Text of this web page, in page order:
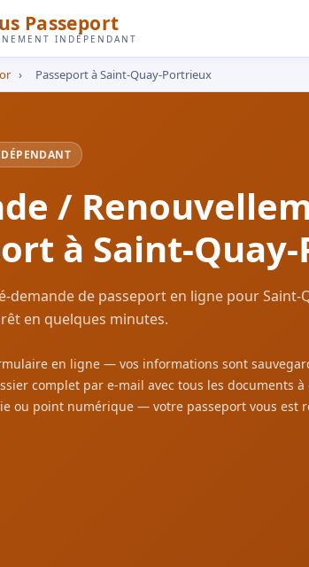
Passeport
INDÉPENDANT
› Passeport à Saint-Quay-Portrieux
/
à Saint-
demande de passeport en ligne pour Saint-
en quelques minutes.
en ligne — vos informations sont
complet par e-mail avec tous les documents
ou point numérique — votre passeport vous est